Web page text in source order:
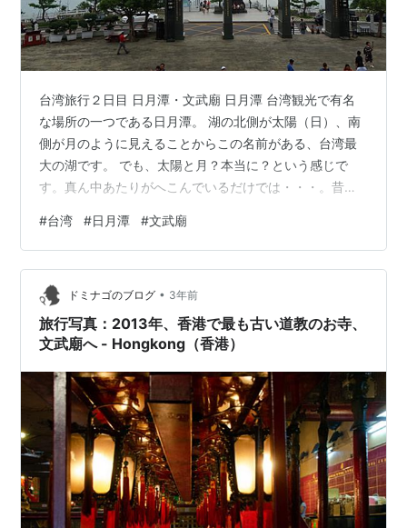
台湾旅行２日目 日月潭・文武廟 日月潭 台湾観光で有名
な場所の一つである日月潭。 湖の北側が太陽（日）、南
側が月のように見えることからこの名前がある、台湾最
大の湖です。 でも、太陽と月？本当に？という感じで
す。真ん中あたりがへこんでいるだけでは・・・。昔の
か？？？ この日のメインは日月潭のクルーズです。 風光
明媚な名勝「日月潭」を30分ほど貸し切りの観光船でク
ルーズしました。 写真が撮りやすいように船室に入らず
甲板にいました。 説明は船のエンジン音で聞きにくく、
日の当たる方向の時は暑かったのですが、日陰になると
湖面を渡る風でとても涼しい！ 湖か…
#台湾 #日月潭 #文武廟
ドミナゴのブログ • 3年前
旅行写真：2013年、香港で最も古い道教のお寺、
文武廟へ - Hongkong（香港）